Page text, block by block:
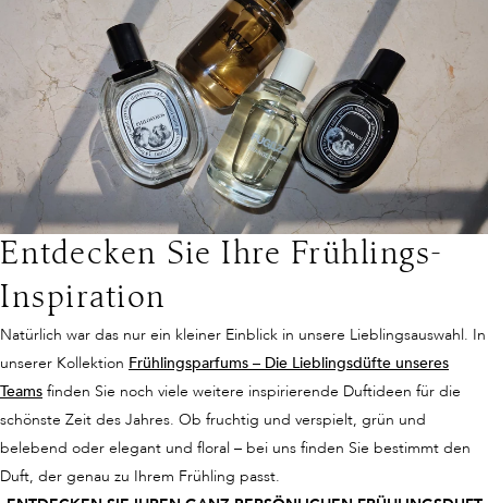
Entdecken Sie Ihre Frühlings-
Inspiration
Natürlich war das nur ein kleiner Einblick in unsere Lieblingsauswahl. In
unserer Kollektion Frühlingsparfums – Die Lieblingsdüfte unseres
Teams finden Sie noch viele weitere inspirierende Duftideen für die
schönste Zeit des Jahres. Ob fruchtig und verspielt, grün und
belebend oder elegant und floral – bei uns finden Sie bestimmt den
Duft, der genau zu Ihrem Frühling passt.